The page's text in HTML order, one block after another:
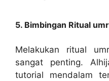
5. Bimbingan Ritual
Melakukan ritual
sangat penting.
tutorial mendalam